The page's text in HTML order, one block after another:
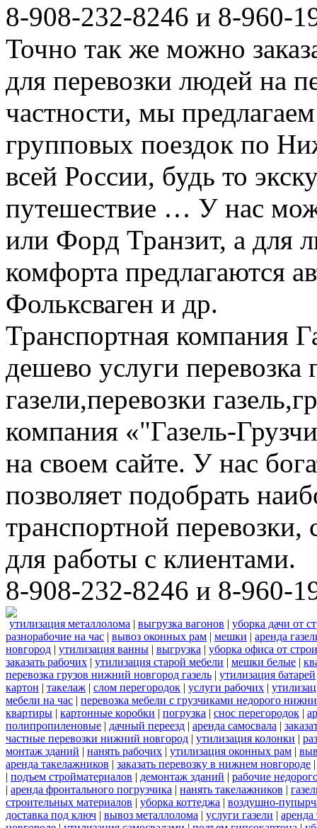
8-908-232-8246 и 8-960-
Точно так же можно
для перевозки людей на
частности, мы
групповых поездок по
всей России, будь то
путешествие … У нас
или Форд Транзит, а для
комфорта предлагаются
Фольксваген и др.
Транспортная компания
дешево услуги перевозка
газели,перевозки
компания «"Газель-
на своем сайте. У нас
позволяет подобрать
транспортной
для работы с клиентами.
8-908-232-8246 и 8-960-
утилизация металлолома | выгрузка вагонов | уборка дачи от
разнорабочие на час | вывоз оконных рам | мешки | аренда
новгород | утилизация ванны | выгрузка | уборка офиса от
заказать рабочих | утилизация старой мебели | мешки белые |
перевозка грузов нижний новгород газель | утилизация батарей
картон | такелаж | слом перегородок | услуги рабочих |
мебели на час | перевозка мебели с грузчиками недорого
квартиры | картонные коробки | погрузка | снос перегородок |
полипропиленовые | дачный переезд | аренда самосвала |
частные перевозки нижний новгород | утилизация колонки |
монтаж зданий | нанять рабочих | утилизация оконных рам |
аренда такелажников | заказать перевозку в нижнем новгороде
| подъем стройматериалов | демонтаж зданий | рабочие
| аренда фронтального погрузчика | нанять такелажников |
строительных материалов | уборка коттеджа | воздушно-
доставка под ключ | вывоз металлолома | услуги газели | аренда